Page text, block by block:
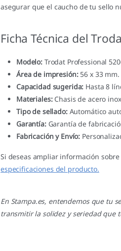
asegurar que el caucho de tu sello
Ficha Técnica del
Modelo: Trodat Professional
Área de impresión:56 x 33 mm.
Capacidad sugerida: Hasta 8
Materiales:Chasis de acero
Tipo de sellado:Automático
Garantía:Garantía de
Fabricación y Envío:
Si deseas ampliar información
especificaciones del producto.
En Stampa.es, entendemos que tu
transmitir la solidez y seriedad que